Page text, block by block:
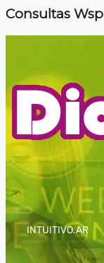
Consultas Wsp